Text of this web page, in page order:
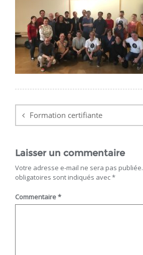
de
l’article
Formation certifiante
Laisser un commentaire
Votre adresse e-mail ne sera pas publiée.
obligatoires sont indiqués avec*
Commentaire*